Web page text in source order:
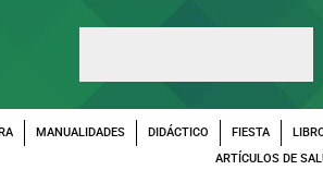
MANUALIDADES DIDÁCTICO FIESTA
ARTÍCULOS DE